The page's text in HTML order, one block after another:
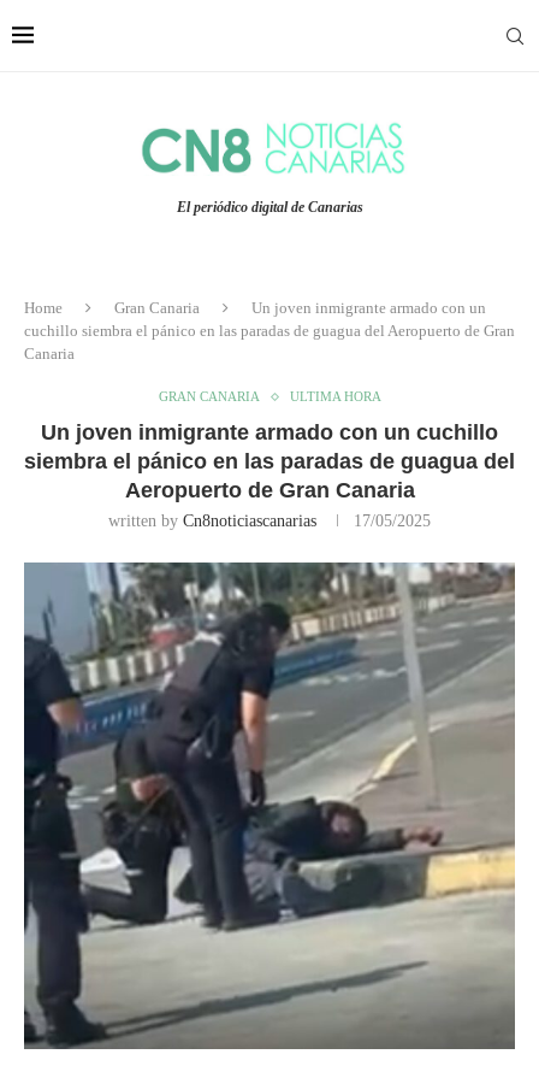
El periódico digital de Canarias
Home Gran Canaria
Un joven inmigrante armado con un
cuchillo siembra el pánico en las paradas de guagua del Aeropuerto de Gran
Canaria
GRAN CANARIA ULTIMA HORA
Un joven inmigrante armado con un cuchillo
siembra el pánico en las paradas de guagua del
Aeropuerto de Gran Canaria
written by Cn8noticiascanarias 17/05/2025